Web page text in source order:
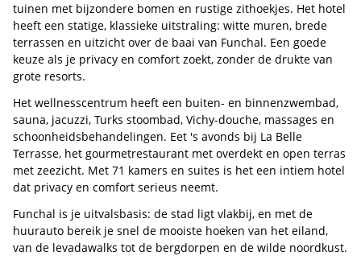
tuinen met bijzondere bomen en rustige zithoekjes. Het hotel
heeft een statige, klassieke uitstraling: witte muren, brede
terrassen en uitzicht over de baai van Funchal. Een goede
keuze als je privacy en comfort zoekt, zonder de drukte van
grote resorts.
Het wellnesscentrum heeft een buiten- en binnenzwembad,
sauna, jacuzzi, Turks stoombad, Vichy-douche, massages en
schoonheidsbehandelingen. Eet 's avonds bij La Belle
Terrasse, het gourmetrestaurant met overdekt en open terras
met zeezicht. Met 71 kamers en suites is het een intiem hotel
dat privacy en comfort serieus neemt.
Funchal is je uitvalsbasis: de stad ligt vlakbij, en met de
huurauto bereik je snel de mooiste hoeken van het eiland,
van de levadawalks tot de bergdorpen en de wilde noordkust.